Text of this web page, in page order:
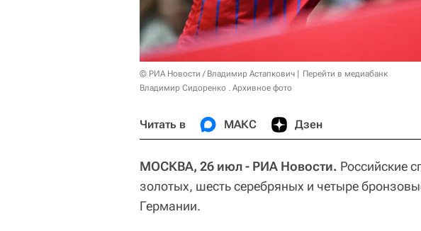
© РИА Новости / Владимир Астапкович
Перейти в медиабанк
Владимир Сидоренко . Архивное фото
Читать в МАКС Дзен
МОСКВА, 26 июл - РИА Новости. Российские
золотых, шесть серебряных и четыре
Германии.